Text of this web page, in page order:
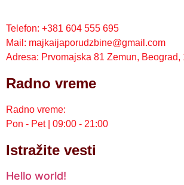
Telefon: +381 604 555 695
Mail: majkaijaporudzbine@gmail.com
Adresa: Prvomajska 81 Zemun, Beograd,
Radno vreme
Radno vreme:
Pon - Pet | 09:00 - 21:00
Istražite vesti
Hello world!